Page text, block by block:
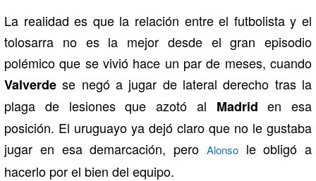
La realidad es que la relación entre el futbolista y el
tolosarra no es la mejor desde el gran episodio
polémico que se vivió hace un par de meses, cuando
Valverdese negó a jugar de lateral derecho tras la
plaga de lesiones que azotó al Madriden esa
posición. El uruguayo ya dejó claro que no le gustaba
jugar en esa demarcación, pero Alonsole obligó a
hacerlo por el bien del equipo.